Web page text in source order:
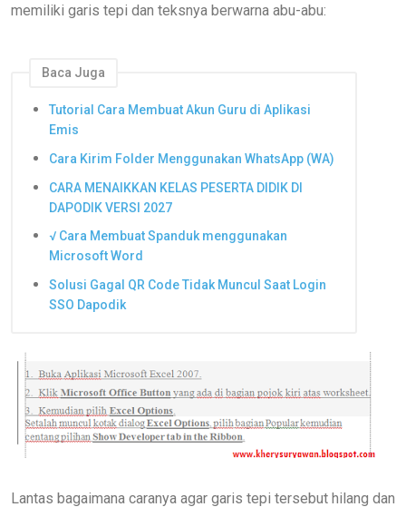
memiliki garis tepi dan teksnya berwarna abu-abu:
Baca Juga
Tutorial Cara Membuat Akun Guru di Aplikasi
Emis
Cara Kirim Folder Menggunakan WhatsApp (WA)
CARA MENAIKKAN KELAS PESERTA DIDIK DI
DAPODIK VERSI 2027
√ Cara Membuat Spanduk menggunakan
Microsoft Word
Solusi Gagal QR Code Tidak Muncul Saat Login
SSO Dapodik
Lantas bagaimana caranya agar garis tepi tersebut hilang dan